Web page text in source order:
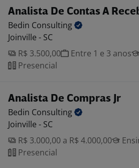
Analista De Contas A
Bedin Consulting
Joinville - SC
R$ 3.500,00
Entre 1 e 3 anos
Presencial
Analista De Compras Jr
Bedin Consulting
Joinville - SC
R$ 3.000,00 a R$ 4.000,00
Presencial